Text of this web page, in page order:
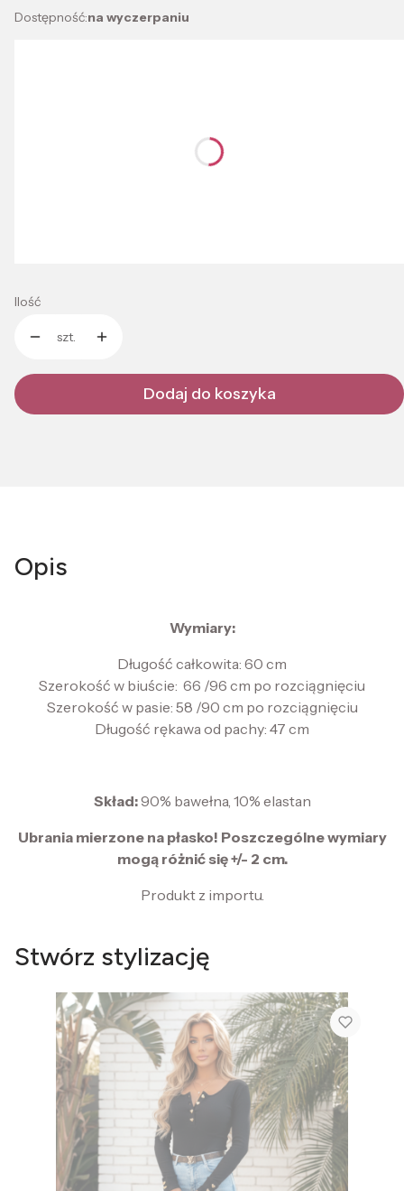
Dostępność:na wyczerpaniu
Ilość
szt.
Dodaj do koszyka
Opis
Wymiary:
Długość całkowita: 60 cm
Szerokość w biuście: 66 /96 cm po rozciągnięciu
Szerokość w pasie: 58 /90 cm po rozciągnięciu
Długość rękawa od pachy: 47 cm
Skład:90% bawełna, 10% elastan
Ubrania mierzone na płasko! Poszczególne wymiary
mogą różnić się +/- 2 cm.
Produkt z importu.
Stwórz stylizację